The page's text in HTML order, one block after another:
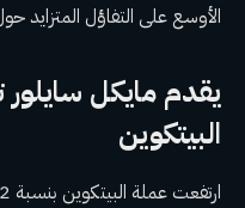
الأوسع على التفاؤل المتزايد
يقدم مايكل سايلور
البيتكوين